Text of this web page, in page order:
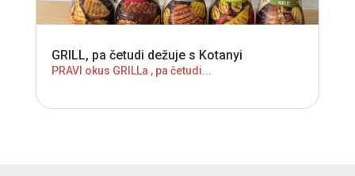
GRILL, pa četudi dežuje s Kotanyi
PRAVI okus GRILLa , pa četudi...